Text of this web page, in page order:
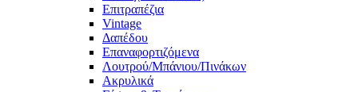
Επιτραπέζια
Vintage
Δαπέδου
Επαναφορτιζόμενα
Λουτρού/Μπάνιου/Πινάκων
Ακρυλικά